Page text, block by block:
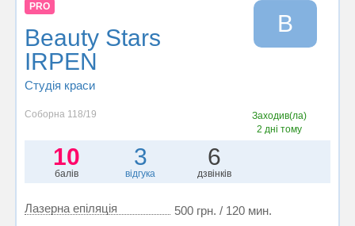
PRO
Beauty Stars
IRPEN
Студія краси
B
Соборна 118/19
Заходив(ла)
2 дні тому
10
балів
3
відгука
6
дзвінків
Лазерна епіляція
500 грн. / 120 мин.